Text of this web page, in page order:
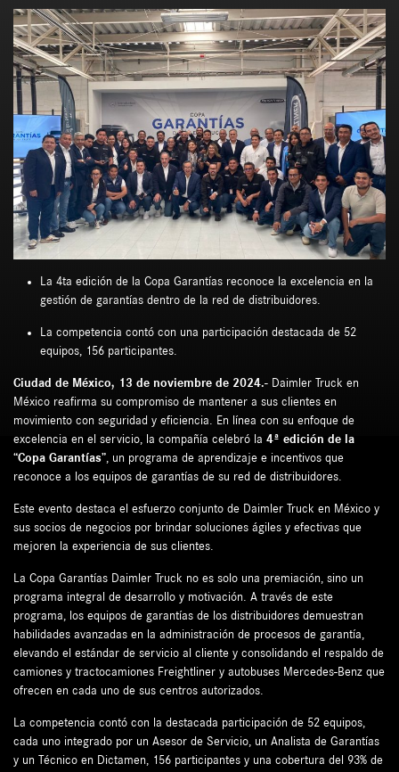
La 4ta edición de la Copa Garantías reconoce la excelencia en la
gestión de garantías dentro de la red de distribuidores.
La competencia contó con una participación destacada de 52
equipos, 156 participantes.
Ciudad de México, 13 de noviembre de 2024.- Daimler Truck en
México reafirma su compromiso de mantener a sus clientes en
movimiento con seguridad y eficiencia. En línea con su enfoque de
excelencia en el servicio, la compañía celebró la 4ª edición de la
“Copa Garantías”, un programa de aprendizaje e incentivos que
reconoce a los equipos de garantías de su red de distribuidores.
Este evento destaca el esfuerzo conjunto de Daimler Truck en México y
sus socios de negocios por brindar soluciones ágiles y efectivas que
mejoren la experiencia de sus clientes.
La Copa Garantías Daimler Truck no es solo una premiación, sino un
programa integral de desarrollo y motivación. A través de este
programa, los equipos de garantías de los distribuidores demuestran
habilidades avanzadas en la administración de procesos de garantía,
elevando el estándar de servicio al cliente y consolidando el respaldo de
camiones y tractocamiones Freightliner y autobuses Mercedes-Benz que
ofrecen en cada uno de sus centros autorizados.
La competencia contó con la destacada participación de 52 equipos,
cada uno integrado por un Asesor de Servicio, un Analista de Garantías
y un Técnico en Dictamen, 156 participantes y una cobertura del 93% de